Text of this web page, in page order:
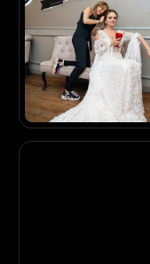
Политика